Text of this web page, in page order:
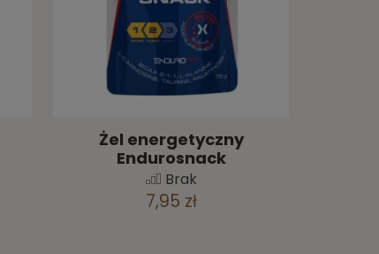
Żel energetyczny
Endurosnack
Brak
7,95 zł